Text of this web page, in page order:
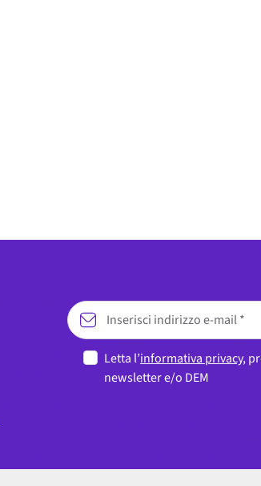
Letta l’informativa privacy,
newsletter e/o DEM